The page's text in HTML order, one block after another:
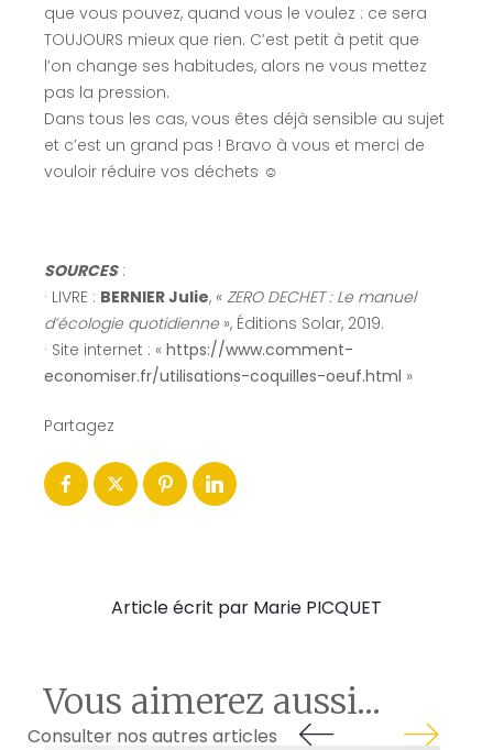
que vous pouvez, quand vous le voulez : ce sera
TOUJOURS mieux que rien. C’est petit à petit que
l’on change ses habitudes, alors ne vous mettez
pas la pression.
Dans tous les cas, vous êtes déjà sensible au sujet
et c’est un grand pas ! Bravo à vous et merci de
vouloir réduire vos déchets ☺
SOURCES:
· LIVRE : BERNIER Julie, « ZERO DECHET : Le manuel
d’écologie quotidienne», Éditions Solar, 2019.
· Site internet : « https://www.comment-
economiser.fr/utilisations-coquilles-oeuf.html »
Partagez
Article écrit par Marie PICQUET
Vous aimerez aussi...
Consulter nos autres articles